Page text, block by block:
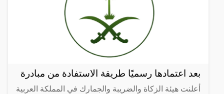
بعد اعتمادها رسميًا طريقة الاستفادة من مبادرة
أعلنت هيئة الزكاة والضريبة والجمارك في المملكة العربية